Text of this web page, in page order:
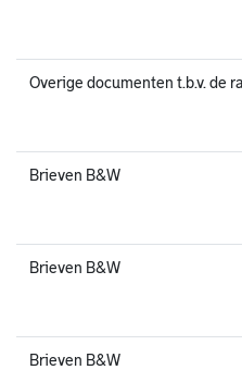
Overige documenten t.b.v. de
Brieven B&W
Brieven B&W
Brieven B&W